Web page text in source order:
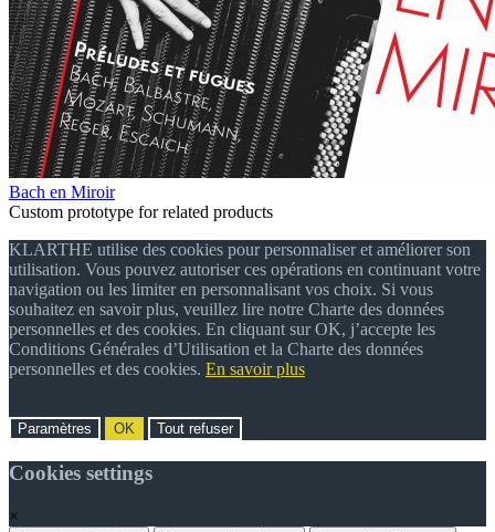
Bach en Miroir
Custom prototype for related products
KLARTHE utilise des cookies pour personnaliser et améliorer son
utilisation. Vous pouvez autoriser ces opérations en continuant votre
navigation ou les limiter en personnalisant vos choix. Si vous
souhaitez en savoir plus, veuillez lire notre Charte des données
personnelles et des cookies. En cliquant sur OK, j’accepte les
Conditions Générales d’Utilisation et la Charte des données
personnelles et des cookies. En savoir plus
Paramètres OK Tout refuser
Cookies settings
×